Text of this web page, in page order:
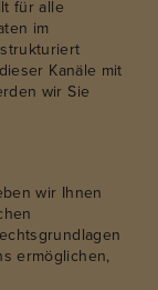
für alle
im
Kanäle mit
wir Sie
wir Ihnen
ermöglichen,